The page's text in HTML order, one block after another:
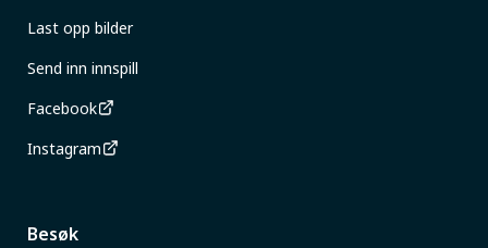
Last opp bilder
Send inn innspill
Facebook
Instagram
Besøk